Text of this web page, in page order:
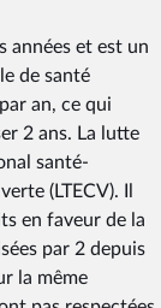
années et est un
de santé
an, ce qui
2 ans. La lutte
santé-
(LTECV). Il
en faveur de la
par 2 depuis
la même